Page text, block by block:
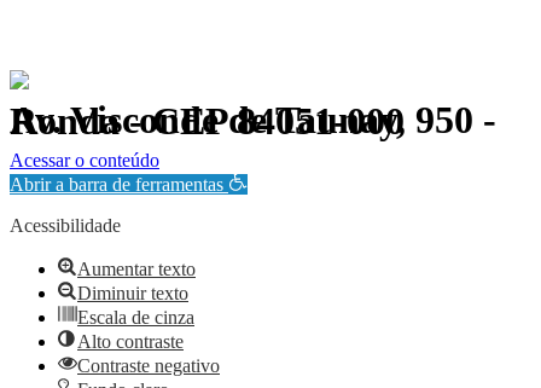
Av. Visconde de Taunay, 950 - Ronda - CEP 84051-000
Política de Privacidade.
Acessar o conteúdo
Abrir a barra de ferramentas
Acessibilidade
Aumentar texto
Diminuir texto
Escala de cinza
Alto contraste
Contraste negativo